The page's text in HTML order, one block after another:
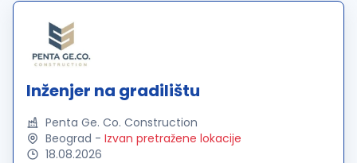
Inženjer na gradilištu
Penta Ge. Co. Construction
Beograd - Izvan pretražene lokacije
18.08.2026